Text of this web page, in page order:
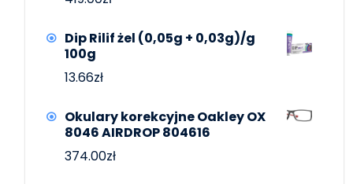
Dip Rilif żel (0,05g + 0,03g)/g
100g
13.66zł
Okulary korekcyjne Oakley OX
8046 AIRDROP 804616
374.00zł